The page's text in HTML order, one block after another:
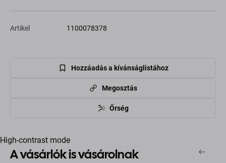
Artikel 1100078378
Hozzáadás a kívánságlistához
Megosztás
Őrség
High-contrast mode
A vásárlók is vásárolnak